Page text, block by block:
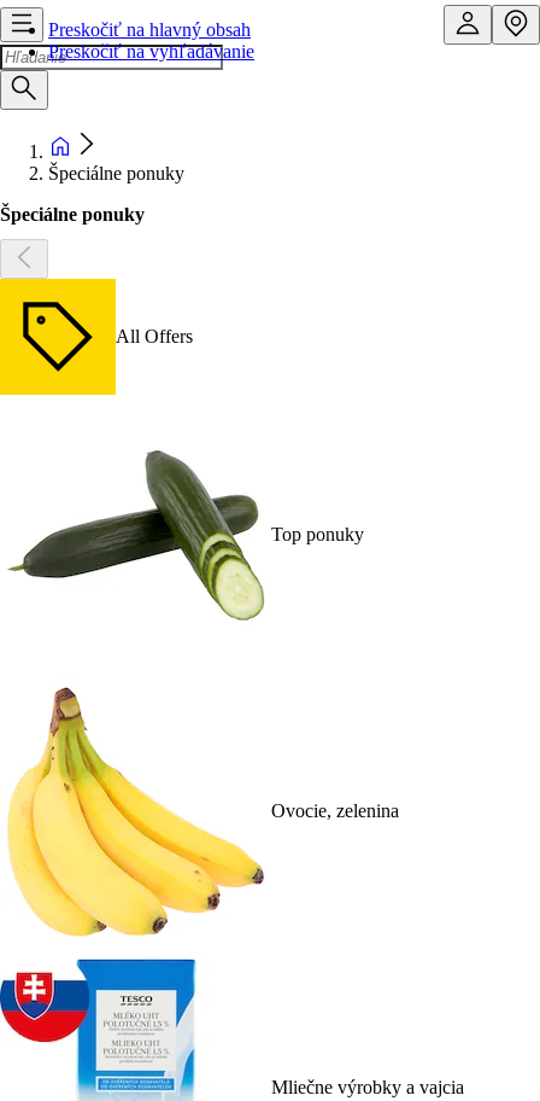
Preskočiť na hlavný obsah
Preskočiť na vyhľadávanie
Špeciálne ponuky
Špeciálne ponuky
All Offers
Top ponuky
Ovocie, zelenina
Mliečne výrobky a vajcia